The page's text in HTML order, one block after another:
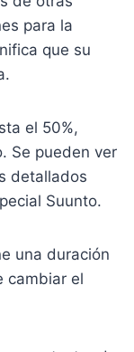
para la
que su
el 50%,
Se pueden ver
detallados
Suunto.
una duración
cambiar el